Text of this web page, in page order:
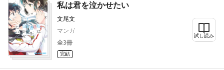
私は君を泣かせたい
文尾文
マンガ
全3冊
完結
試し読み